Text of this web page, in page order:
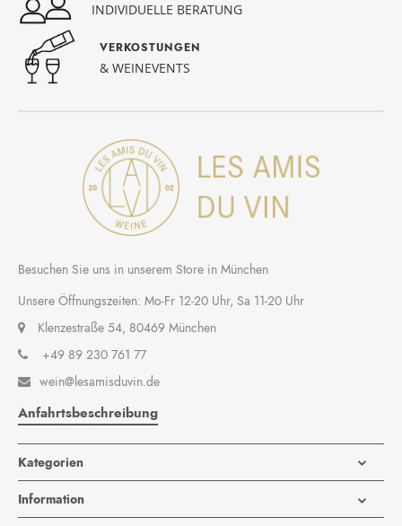
INDIVIDUELLE BERATUNG
VERKOSTUNGEN
& WEINEVENTS
Besuchen Sie uns in unserem Store in München
Unsere Öffnungszeiten: Mo-Fr 12-20 Uhr, Sa 11-20 Uhr
Klenzestraße 54, 80469 München
+49 89 230 761 77
 wein@lesamisduvin.de
Anfahrtsbeschreibung
Kategorien
Information